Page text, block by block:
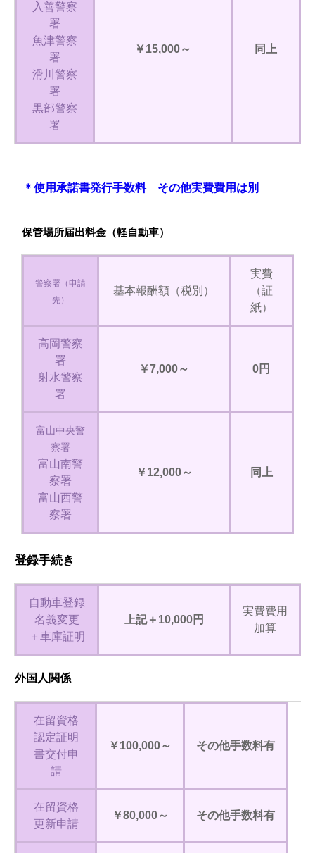
入善警察
署
魚津警察
署
滑川警察
署
黒部警察
署
￥15,000～ 同上
＊使用承諾書発行手数料 その他実費費用は別
保管場所届出料金（軽自動車）
警察署（申請
先）
基本報酬額（税別）
実費
（証
紙）
高岡警察
署
射水警察
署
￥7,000～ 0円
富山中央警
察署
富山南警
察署
富山西警
察署
￥12,000～ 同上
登録手続き
自動車登録
名義変更
＋車庫証明
上記＋10,000円
実費費用
加算
外国人関係
在留資格
認定証明
書交付申
請
￥100,000～ その他手数料有
在留資格
更新申請
￥80,000～ その他手数料有